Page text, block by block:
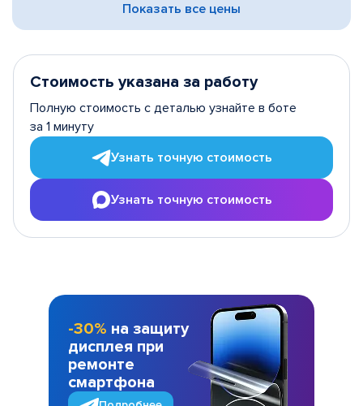
Показать все цены
Стоимость указана за работу
Полную стоимость с деталью узнайте в боте
за 1 минуту
Узнать точную стоимость
Узнать точную стоимость
-30% на защиту
дисплея при
ремонте
смартфона